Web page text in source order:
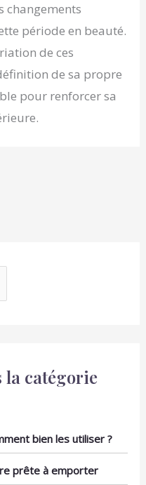
changements
période en beauté.
de ces
de sa propre
pour renforcer sa
la catégorie
bien les utiliser ?
prête à emporter